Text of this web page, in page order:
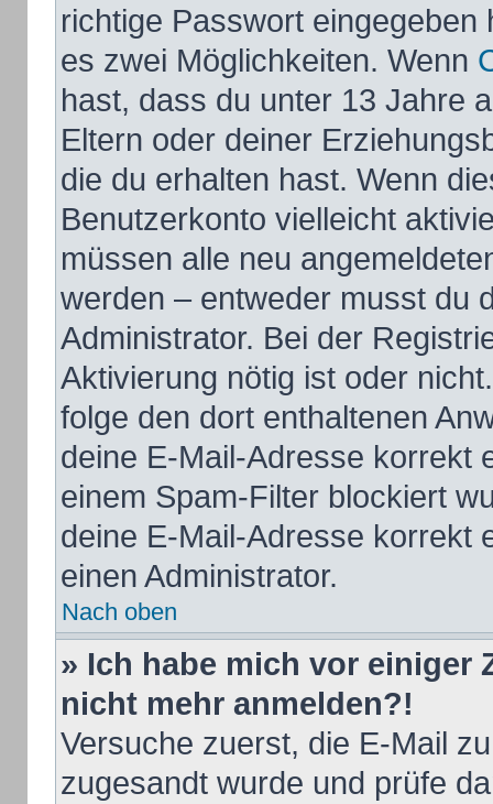
richtige Passwort
es zwei Möglichkeiten. Wenn
hast, dass du unter 13 Jahre
Eltern oder deiner
die du erhalten hast. Wenn
Benutzerkonto vielleicht
müssen alle neu
werden – entweder musst du
Administrator. Bei der
Aktivierung nötig ist oder
folge den dort enthaltenen
deine E-Mail-Adresse korrekt
einem Spam-Filter blockiert
deine E-Mail-Adresse korrekt
einen Administrator.
Nach oben
» Ich habe mich vor einiger
nicht mehr anmelden?!
Versuche zuerst, die E-Mail
zugesandt wurde und prüfe